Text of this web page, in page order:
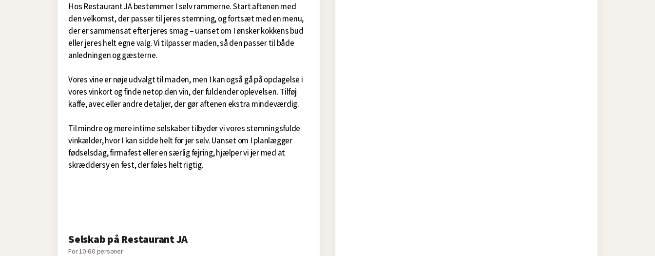
Hos Restaurant JA bestemmer I selv rammerne. Start aftenen med
den velkomst, der passer til jeres stemning, og fortsæt med en menu,
der er sammensat efter jeres smag – uanset om I ønsker kokkens bud
eller jeres helt egne valg. Vi tilpasser maden, så den passer til både
anledningen og gæsterne.
Vores vine er nøje udvalgt til maden, men I kan også gå på opdagelse i
vores vinkort og finde netop den vin, der fuldender oplevelsen. Tilføj
kaffe, avec eller andre detaljer, der gør aftenen ekstra mindeværdig.
Til mindre og mere intime selskaber tilbyder vi vores stemningsfulde
vinkælder, hvor I kan sidde helt for jer selv. Uanset om I planlægger
fødselsdag, firmafest eller en særlig fejring, hjælper vi jer med at
skræddersy en fest, der føles helt rigtig.
Selskab på Restaurant JA
For 10-60 personer